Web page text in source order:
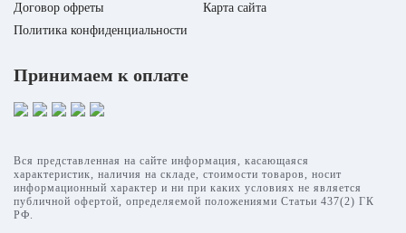
Договор офреты
Карта сайта
Политика конфиденциальности
Принимаем к оплате
Вся представленная на сайте информация, касающаяся
характеристик, наличия на складе, стоимости товаров, носит
информационный характер и ни при каких условиях не является
публичной офертой, определяемой положениями Статьи 437(2) ГК
РФ.